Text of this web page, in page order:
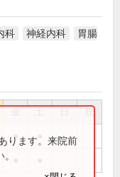
科 神経内科
胃腸
祝
●
ります。来院前